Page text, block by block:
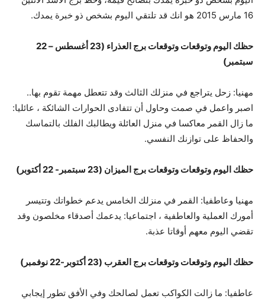
16 مارس 2015 هو انك قد تلتقي اليوم بشخص ذو خبرة يمدك.
حظك اليوم وتوقعات وتوقعات برج العذراء (23 أغسطس – 22
سبتمبر)
مهنيا: زحل يتراجع في منزلك الثالث وقد تتعطل مهمة تقوم بها..
اصبر واعمل في صمت وحاول أن تتفادى الحوارات الشائكة ، عائليا:
ما زال القمر معاكسا في منزل العائلة ويطالبك الفلك بالتماسك
والحفاظ على توازنك النفسي.
حظك اليوم وتوقعات وتوقعات برج الميزان (23 سبتمبر- 22 أكتوبر)
مهنيا وعاطفيا: القمر في منزلك الخامس يدعم خطواتك وتتيسر
أمورك العملية والعاطفية ، اجتماعيا: يدعمك أصدقاء مخلصون وقد
تقضي اليوم معهم أوقاتا عذبة.
حظك اليوم وتوقعات وتوقعات برج العقرب (23 أكتوبر-22 نوفمبر)
عاطفيا: ما زالت الكواكب تعمل لصالحك وفي الأفق تطور إيجابي